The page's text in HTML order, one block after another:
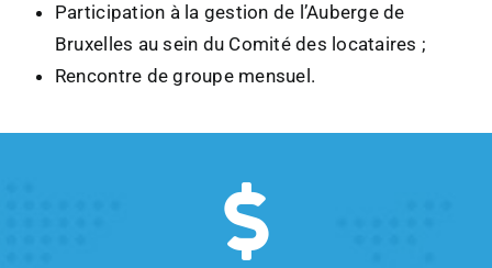
Participation à la gestion de l’Auberge de
Bruxelles au sein du Comité des locataires ;
Rencontre de groupe mensuel.